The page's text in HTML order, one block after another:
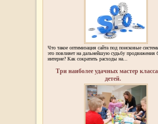
Что такое оптимизация сайта под поисковые
это повлияет на дальнейшую судьбу продвижения
интерне? Как сократить расходы на...
Три наиболее удачных мастер
детей.